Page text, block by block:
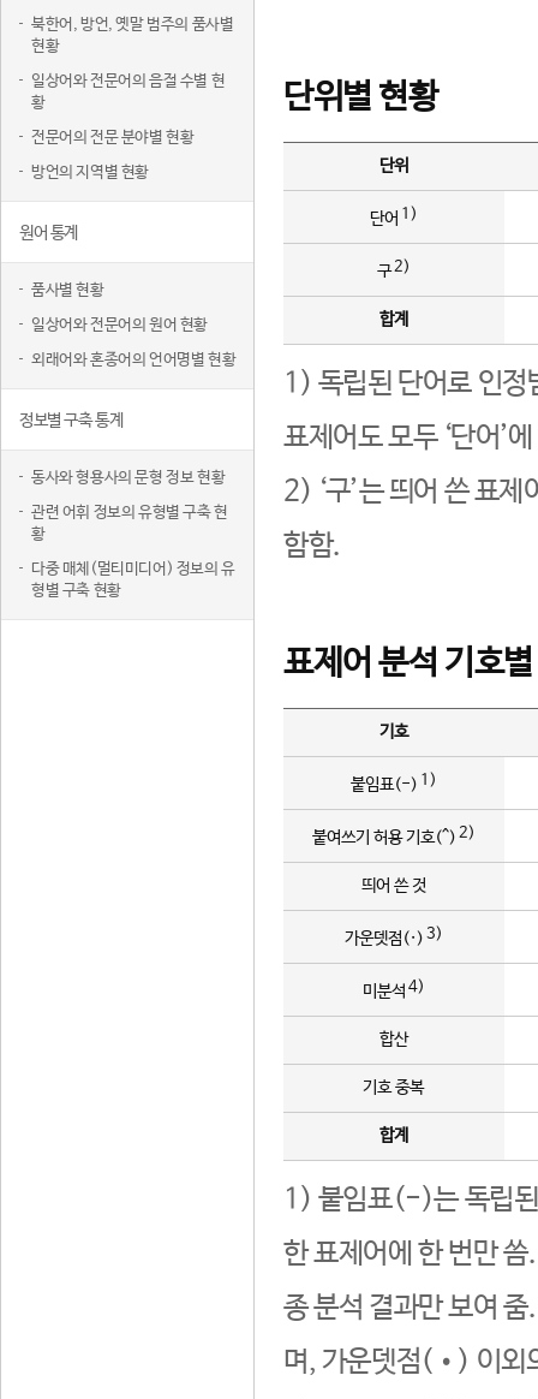
북한어, 방언, 옛말 범주의 품사별
현황
일상어와 전문어의 음절 수별 현
황
전문어의 전문 분야별 현황
방언의 지역별 현황
원어 통계
품사별 현황
일상어와 전문어의 원어 현황
외래어와 혼종어의 언어명별 현황
정보별 구축 통계
동사와 형용사의 문형 정보 현황
관련 어휘 정보의 유형별 구축 현
황
다중 매체(멀티미디어) 정보의 유
형별 구축 현황
단위별 현황
단위
단어 1)
구2)
합계
1) 독립된 단어로 인정
표제어도 모두 ‘단어’
2) ‘구’는 띄어 쓴 표
함함.
표제어 분석 기호
기호
붙임표(-) 1)
붙여쓰기 허용 기호(^) 2)
띄어 쓴 것
가운뎃점(·) 3)
미분석 4)
합산
기호 중복
합계
1) 붙임표(-)는 독립된
한 표제어에 한 번만
종 분석 결과만 보여
며, 가운뎃점(•) 이외